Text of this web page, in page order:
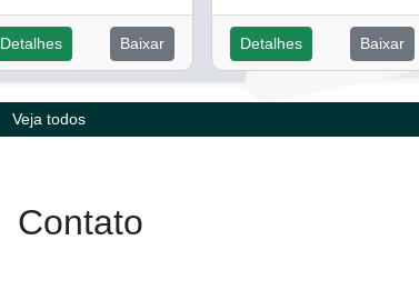
Detalhes Baixar Detalhes Baixar
Veja todos
Contato